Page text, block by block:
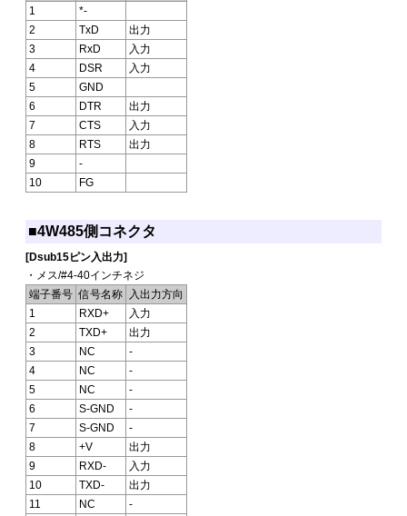
1
*-
2
TxD
出力
3
RxD
入力
4
DSR
入力
5
GND
6
DTR
出力
7
CTS
入力
8
RTS
出力
9
-
10
FG
■4W485側コネクタ
[Dsub15ピン入出力]
・メス/#4-40インチネジ
端子番号 信号名称
入出力方向
1
RXD+
入力
2
TXD+
出力
3
NC
-
4
NC
-
5
NC
-
6
S-GND
-
7
S-GND
-
8
+V
出力
9
RXD-
入力
10
TXD-
出力
11
NC
-